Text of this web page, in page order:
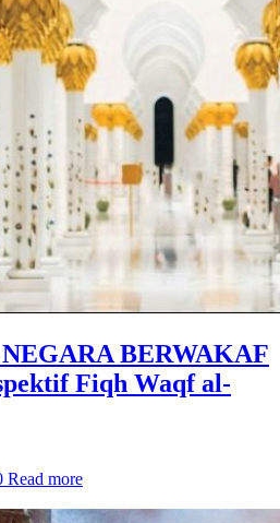
BERWAKAF
Fiqh Waqf al-
Read more